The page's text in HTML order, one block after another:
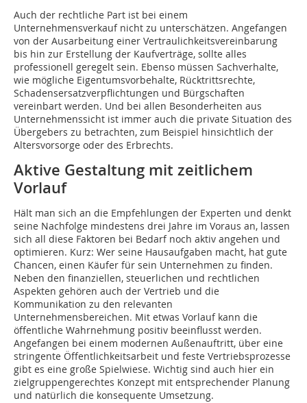
Auch der rechtliche Part ist bei einem
Unternehmensverkauf nicht zu unterschätzen. Angefangen
von der Ausarbeitung einer Vertraulichkeitsvereinbarung
bis hin zur Erstellung der Kaufverträge, sollte alles
professionell geregelt sein. Ebenso müssen Sachverhalte,
wie mögliche Eigentumsvorbehalte, Rücktrittsrechte,
Schadensersatzverpflichtungen und Bürgschaften
vereinbart werden. Und bei allen Besonderheiten aus
Unternehmenssicht ist immer auch die private Situation des
Übergebers zu betrachten, zum Beispiel hinsichtlich der
Altersvorsorge oder des Erbrechts.
Aktive Gestaltung mit zeitlichem
Vorlauf
Hält man sich an die Empfehlungen der Experten und denkt
seine Nachfolge mindestens drei Jahre im Voraus an, lassen
sich all diese Faktoren bei Bedarf noch aktiv angehen und
optimieren. Kurz: Wer seine Hausaufgaben macht, hat gute
Chancen, einen Käufer für sein Unternehmen zu finden.
Neben den finanziellen, steuerlichen und rechtlichen
Aspekten gehören auch der Vertrieb und die
Kommunikation zu den relevanten
Unternehmensbereichen. Mit etwas Vorlauf kann die
öffentliche Wahrnehmung positiv beeinflusst werden.
Angefangen bei einem modernen Außenauftritt, über eine
stringente Öffentlichkeitsarbeit und feste Vertriebsprozesse
gibt es eine große Spielwiese. Wichtig sind auch hier ein
zielgruppengerechtes Konzept mit entsprechender Planung
und natürlich die konsequente Umsetzung.